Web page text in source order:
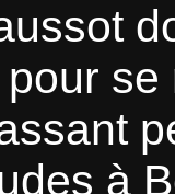
à